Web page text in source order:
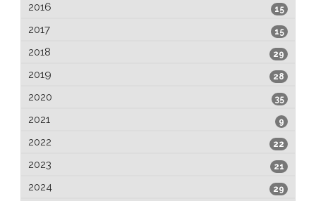
15
2016
15
2017
29
2018
28
2019
35
2020
9
2021
22
2022
21
2023
29
2024